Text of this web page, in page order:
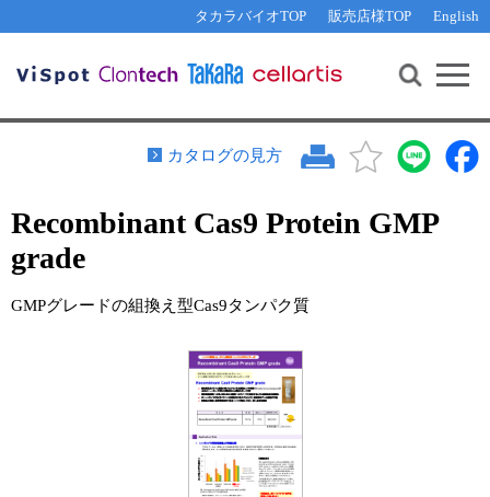
タカラバイオTOP 販売店様TOP English
機能解析・サイレンシング
PCR・等温増幅
リアルタイムPCR（qPCR）
装置・ソフトウェア
テクニカルサポートライン
その他 ライセンスに関するご相談
遺伝子組換え生物該当製品
研究支援ツール
Cut-Site Navigator 制限酵素切断サイトの検索
In-Fusion Cloning プライマー設計
抗体検索サイト
リアルタイムPCR
プライマー・プローブ検索・注文
機器ソフトウェア・ベクター配列ダウンロード
お問い合わせ WEB会員登録
カタログの見方
Recombinant Cas9 Protein GMP
grade
GMPグレードの組換え型Cas9タンパク質